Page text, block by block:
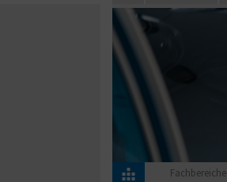
Fachbereiche